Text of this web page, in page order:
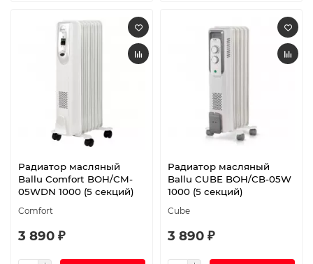
Радиатор масляный
Ballu Comfort BOH/CM-
05WDN 1000 (5 секций)
Comfort
3 890 ₽
Радиатор масляный
Ballu CUBE BOH/CB-05W
1000 (5 секций)
Cube
3 890 ₽